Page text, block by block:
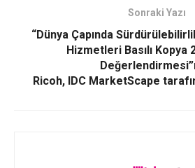
Sonraki Yazı
“Dünya Çapında
Hizmetleri Basılı Kopya
Ricoh, IDC MarketScape